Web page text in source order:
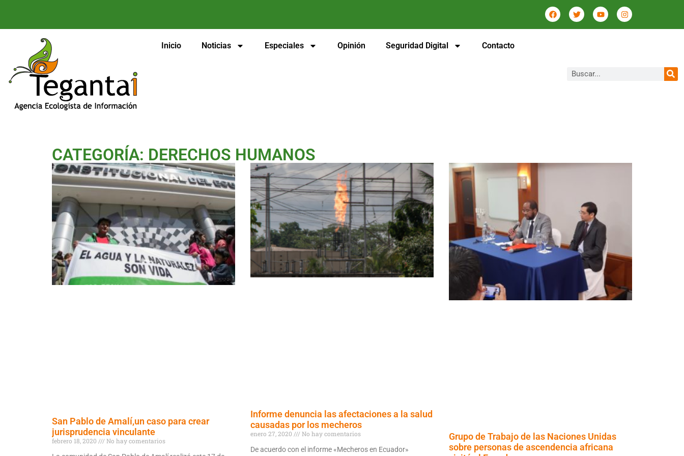
Inicio Noticias Especiales Opinión Seguridad Digital Contacto
CATEGORÍA: DERECHOS HUMANOS
San Pablo de Amalí,un caso para crear
jurisprudencia vinculante
febrero 18, 2020
No hay comentarios
Informe denuncia las afectaciones a la salud
causadas por los mecheros
enero 27, 2020
No hay comentarios
De acuerdo con el informe «Mecheros en Ecuador»
Grupo de Trabajo de las Naciones Unidas
sobre personas de ascendencia africana